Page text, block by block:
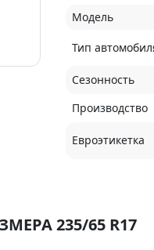
Модель
Тип
Сезонность
Производство
Евроэтикетка
235/65 R17